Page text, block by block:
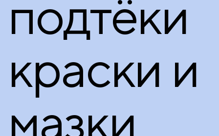
подтёки
краски и
мазки